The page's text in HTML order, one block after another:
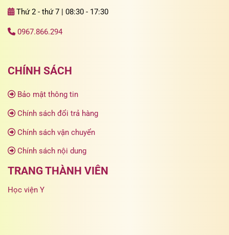
Thứ 2 - thứ 7 | 08:30 - 17:30
0967.866.294
CHÍNH SÁCH
Bảo mật thông tin
Chính sách đổi trả hàng
Chính sách vận chuyển
Chính sách nội dung
TRANG THÀNH VIÊN
Học viện Y